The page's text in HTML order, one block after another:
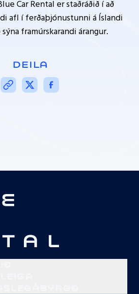
Car Rental er staðráðið í að
afl í ferðaþjónustunni á Íslandi
framúrskarandi árangur.
DEILA